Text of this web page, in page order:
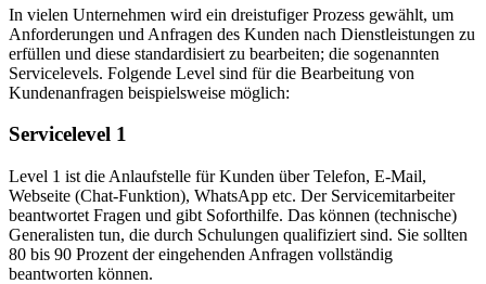
In vielen Unternehmen wird ein dreistufiger Prozess gewählt, um
Anforderungen und Anfragen des Kunden nach Dienstleistungen zu
erfüllen und diese standardisiert zu bearbeiten; die sogenannten
Servicelevels. Folgende Level sind für die Bearbeitung von
Kundenanfragen beispielsweise möglich:
Servicelevel 1
Level 1 ist die Anlaufstelle für Kunden über Telefon, E-Mail,
Webseite (Chat-Funktion), WhatsApp etc. Der Servicemitarbeiter
beantwortet Fragen und gibt Soforthilfe. Das können (technische)
Generalisten tun, die durch Schulungen qualifiziert sind. Sie sollten
80 bis 90 Prozent der eingehenden Anfragen vollständig
beantworten können.